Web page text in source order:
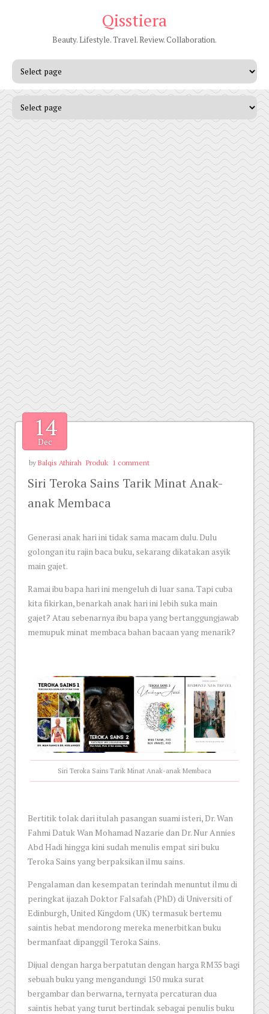
Qisstiera
Beauty. Lifestyle. Travel. Review. Collaboration.
14
Dec
by Balqis Athirah Produk 1 comment
Siri Teroka Sains Tarik Minat Anak-
anak Membaca
Generasi anak hari ini tidak sama macam dulu. Dulu
golongan itu rajin baca buku, sekarang dikatakan asyik
main gajet.
Ramai ibu bapa hari ini mengeluh di luar sana. Tapi cuba
kita fikirkan, benarkah anak hari ini lebih suka main
gajet? Atau sebenarnya ibu bapa yang bertanggungjawab
memupuk minat membaca bahan bacaan yang menarik?
Siri Teroka Sains Tarik Minat Anak-anak Membaca
Bertitik tolak dari itulah pasangan suami isteri, Dr. Wan
Fahmi Datuk Wan Mohamad Nazarie dan Dr. Nur Annies
Abd Hadi hingga kini sudah menulis empat siri buku
Teroka Sains yang berpaksikan ilmu sains.
Pengalaman dan kesempatan terindah menuntut ilmu di
peringkat ijazah Doktor Falsafah (PhD) di Universiti of
Edinburgh, United Kingdom (UK) termasuk bertemu
saintis hebat mendorong mereka menerbitkan buku
bermanfaat dipanggil Teroka Sains.
Dijual dengan harga berpatutan dengan harga RM35 bagi
sebuah buku yang mengandungi 150 muka surat
bergambar dan berwarna, ternyata percaturan dua
saintis hebat yang turut bertindak sebagai penulis buku